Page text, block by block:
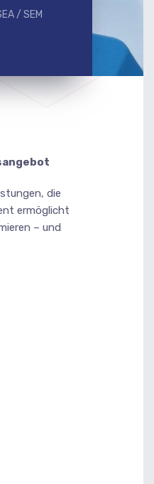
/ SEM
die
ermöglicht
– und